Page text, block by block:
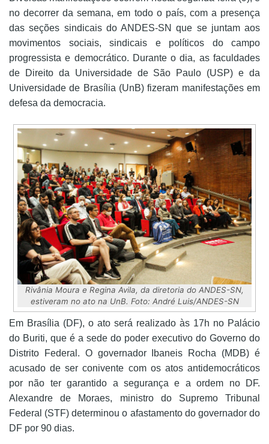
no decorrer da semana, em todo o país, com a presença
das seções sindicais do ANDES-SN que se juntam aos
movimentos sociais, sindicais e políticos do campo
progressista e democrático. Durante o dia, as faculdades
de Direito da Universidade de São Paulo (USP) e da
Universidade de Brasília (UnB) fizeram manifestações em
defesa da democracia.
Rivânia Moura e Regina Avila, da diretoria do ANDES-SN,
estiveram no ato na UnB. Foto: André Luis/ANDES-SN
Em Brasília (DF), o ato será realizado às 17h no Palácio
do Buriti, que é a sede do poder executivo do Governo do
Distrito Federal. O governador Ibaneis Rocha (MDB) é
acusado de ser conivente com os atos antidemocráticos
por não ter garantido a segurança e a ordem no DF.
Alexandre de Moraes, ministro do Supremo Tribunal
Federal (STF) determinou o afastamento do governador do
DF por 90 dias.